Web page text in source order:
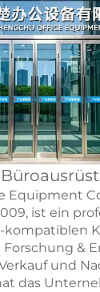
Equipment
ist ein
kompatiblen
&
und
das